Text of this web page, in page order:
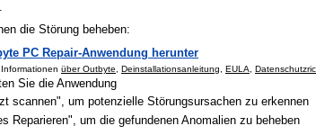
die Störung beheben:
PC Repair-Anwendung herunter
über Outbyte Deinstallationsanleitung EULA
Sie die Anwendung
scannen", um potenzielle Störungsursachen zu erkennen
Reparieren", um die gefundenen Anomalien zu beheben